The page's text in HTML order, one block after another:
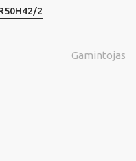
2
Gamintojas